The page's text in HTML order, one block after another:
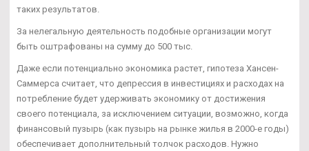
таких результатов.
За нелегальную деятельность подобные организации могут
быть оштрафованы на сумму до 500 тыс.
Даже если потенциально экономика растет, гипотеза Хансен-
Саммерса считает, что депрессия в инвестициях и расходах на
потребление будет удерживать экономику от достижения
своего потенциала, за исключением ситуации, возможно, когда
финансовый пузырь (как пузырь на рынке жилья в 2000-е годы)
обеспечивает дополнительный толчок расходов. Нужно